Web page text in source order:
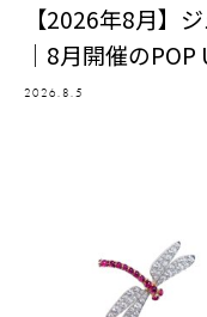
【2026年8月】
｜8月開催の
2026.8.5